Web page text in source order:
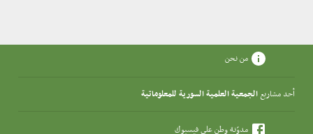
من نحن
أحد مشاريع الجمعية العلمية السورية للمعلوماتية
مدوّنة وطن على فيسبوك